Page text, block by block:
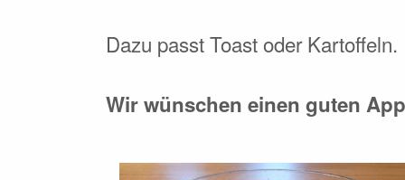
Dazu passt Toast oder Kartoffeln.
Wir wünschen einen guten